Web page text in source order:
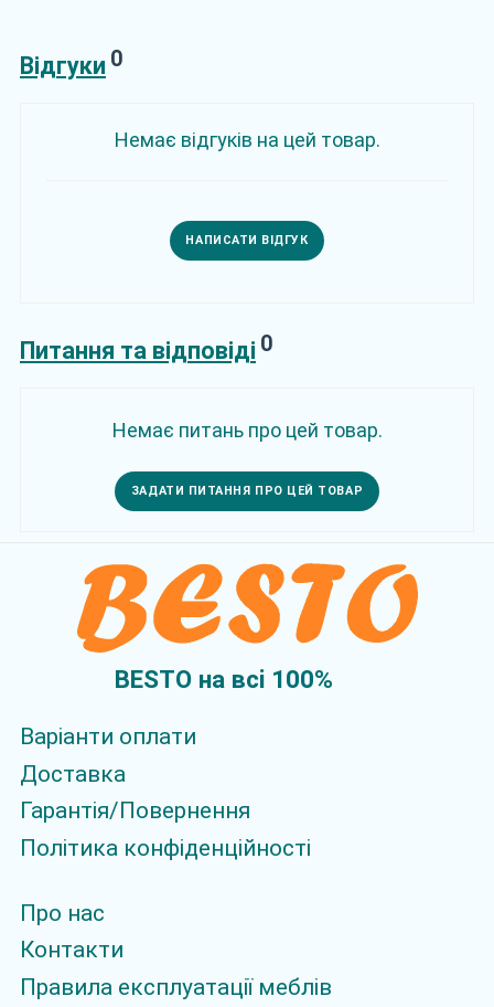
Відгуки 0
Немає відгуків на цей товар.
НАПИСАТИ ВІДГУК
Питання та відповіді 0
Немає питань про цей товар.
ЗАДАТИ ПИТАННЯ ПРО ЦЕЙ ТОВАР
BESTO на всi 100%
Варіанти оплати
Доставка
Гарантія/Повернення
Політика конфіденційності
Про нас
Контакти
Правила експлуатації меблів